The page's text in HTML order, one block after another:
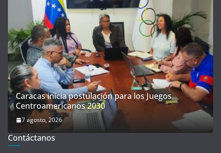
Caracas inicia postulación para los Juegos
Centroamericanos 2030
7 agosto, 2026
Contáctanos